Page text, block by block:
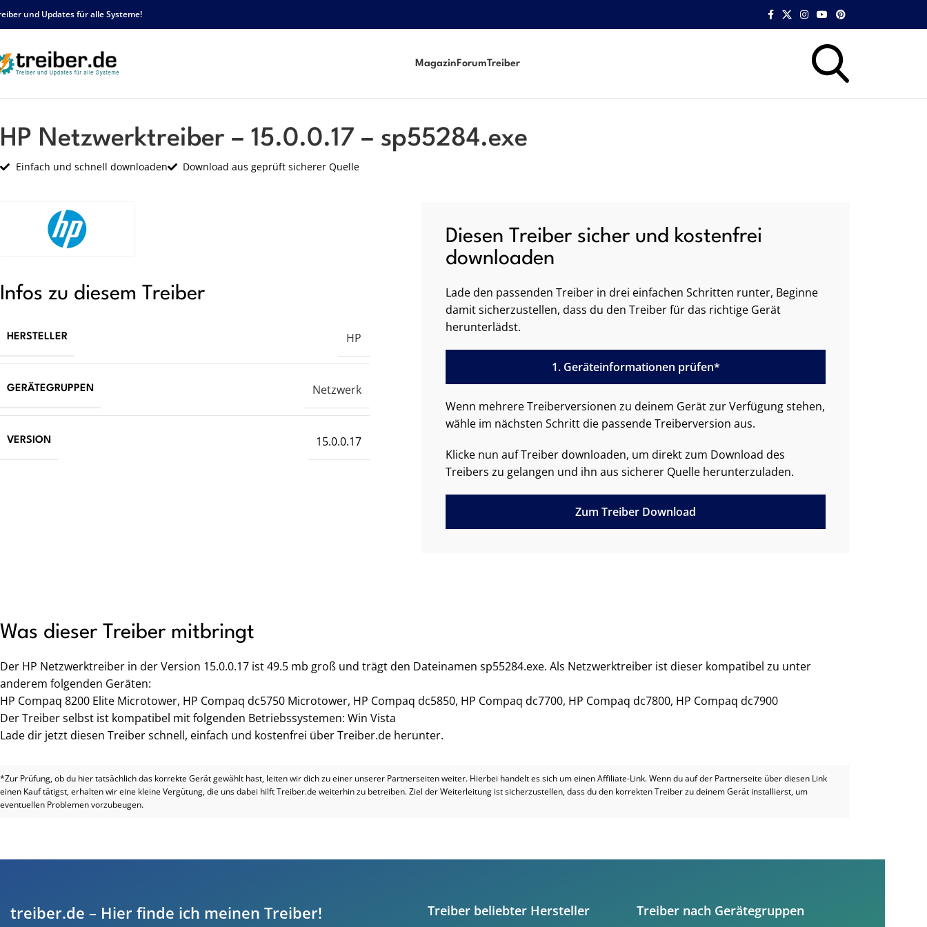
und Updates für alle Systeme!
Magazin ForumTreiber
HP Netzwerktreiber – 15.0.0.17 – sp55284.exe
Einfach und schnell downloaden Download aus geprüft sicherer Quelle
Infos zu diesem Treiber
HERSTELLER HP
GERÄTEGRUPPEN Netzwerk
VERSION 15.0.0.17
Diesen Treiber sicher und kostenfrei
downloaden
Lade den passenden Treiber in drei einfachen Schritten runter, Beginne
damit sicherzustellen, dass du den Treiber für das richtige Gerät
herunterlädst.
1. Geräteinformationen prüfen*
Wenn mehrere Treiberversionen zu deinem Gerät zur Verfügung stehen,
wähle im nächsten Schritt die passende Treiberversion aus.
Klicke nun auf Treiber downloaden, um direkt zum Download des
Treibers zu gelangen und ihn aus sicherer Quelle herunterzuladen.
Zum Treiber Download
Was dieser Treiber mitbringt
Der HP Netzwerktreiber in der Version 15.0.0.17 ist 49.5 mb groß und trägt den Dateinamen sp55284.exe. Als Netzwerktreiber ist dieser kompatibel zu unter
anderem folgenden Geräten:
HP Compaq 8200 Elite Microtower, HP Compaq dc5750 Microtower, HP Compaq dc5850, HP Compaq dc7700, HP Compaq dc7800, HP Compaq dc7900
Der Treiber selbst ist kompatibel mit folgenden Betriebssystemen: Win Vista
Lade dir jetzt diesen Treiber schnell, einfach und kostenfrei über Treiber.de herunter.
*Zur Prüfung, ob du hier tatsächlich das korrekte Gerät gewählt hast, leiten wir dich zu einer unserer Partnerseiten weiter. Hierbei handelt es sich um einen Affiliate-Link. Wenn du auf der Partnerseite über diesen Link
einen Kauf tätigst, erhalten wir eine kleine Vergütung, die uns dabei hilft Treiber.de weiterhin zu betreiben. Ziel der Weiterleitung ist sicherzustellen, dass du den korrekten Treiber zu deinem Gerät installierst, um
eventuellen Problemen vorzubeugen.
treiber.de – Hier finde ich meinen Treiber! Treiber beliebter Hersteller Treiber nach Gerätegruppen